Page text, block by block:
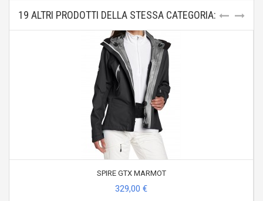
19 ALTRI PRODOTTI DELLA STESSA CATEGORIA:
SPIRE GTX MARMOT
329,00 €